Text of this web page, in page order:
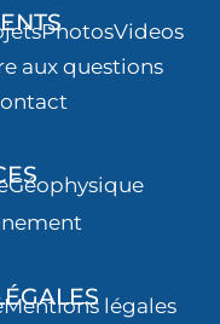
PhotosVideos
aux questions
Géophysique
Mentions légales